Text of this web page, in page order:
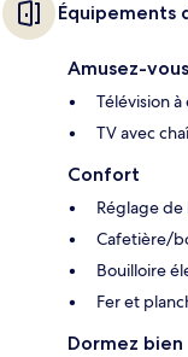
Équipements
Amusez-vous
Télévision
TV avec
Confort
Réglage
Cafetière/
Bouilloire
Fer et
Dormez bien